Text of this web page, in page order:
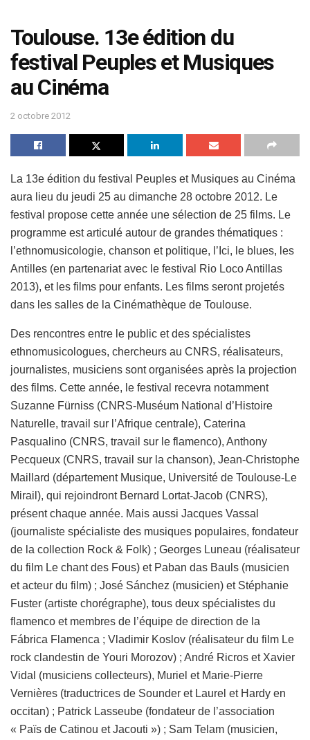
Toulouse. 13e édition du
festival Peuples et Musiques
au Cinéma
2 octobre 2012
La 13e édition du festival Peuples et Musiques au Cinéma
aura lieu du jeudi 25 au dimanche 28 octobre 2012. Le
festival propose cette année une sélection de 25 films. Le
programme est articulé autour de grandes thématiques :
l’ethnomusicologie, chanson et politique, l’Ici, le blues, les
Antilles (en partenariat avec le festival Rio Loco Antillas
2013), et les films pour enfants. Les films seront projetés
dans les salles de la Cinémathèque de Toulouse.
Des rencontres entre le public et des spécialistes
ethnomusicologues, chercheurs au CNRS, réalisateurs,
journalistes, musiciens sont organisées après la projection
des films. Cette année, le festival recevra notamment
Suzanne Fürniss (CNRS-Muséum National d’Histoire
Naturelle, travail sur l’Afrique centrale), Caterina
Pasqualino (CNRS, travail sur le flamenco), Anthony
Pecqueux (CNRS, travail sur la chanson), Jean-Christophe
Maillard (département Musique, Université de Toulouse-Le
Mirail), qui rejoindront Bernard Lortat-Jacob (CNRS),
présent chaque année. Mais aussi Jacques Vassal
(journaliste spécialiste des musiques populaires, fondateur
de la collection Rock & Folk) ; Georges Luneau (réalisateur
du film Le chant des Fous) et Paban das Bauls (musicien
et acteur du film) ; José Sánchez (musicien) et Stéphanie
Fuster (artiste chorégraphe), tous deux spécialistes du
flamenco et membres de l’équipe de direction de la
Fábrica Flamenca ; Vladimir Koslov (réalisateur du film Le
rock clandestin de Youri Morozov) ; André Ricros et Xavier
Vidal (musiciens collecteurs), Muriel et Marie-Pierre
Vernières (traductrices de Sounder et Laurel et Hardy en
occitan) ; Patrick Lasseube (fondateur de l’association
« Païs de Catinou et Jacouti ») ; Sam Telam (musicien,